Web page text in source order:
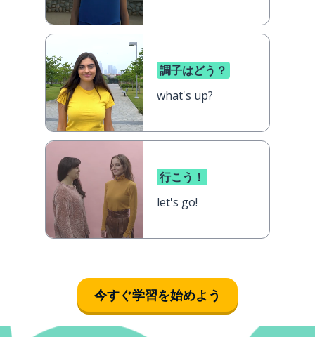
調子はどう？
what's up?
行こう！
let's go!
今すぐ学習を始めよう